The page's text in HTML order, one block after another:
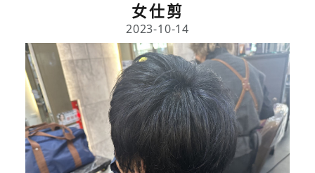
女仕剪
2023-10-14